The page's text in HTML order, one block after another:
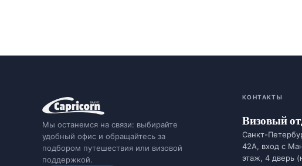
Мы останемся на связи: выбирайте
удобный офис и обращайтесь за
подбором путешествия или визовой
поддержкой.
КОНТАКТЫ
Визовый
Санкт-
42А, вход с
этаж, 4 дверь